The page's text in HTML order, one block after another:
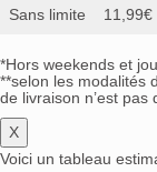
Sans limite 11,99€
*Hors weekends et
**selon les modalités
de livraison n’est pas
X
Voici un tableau